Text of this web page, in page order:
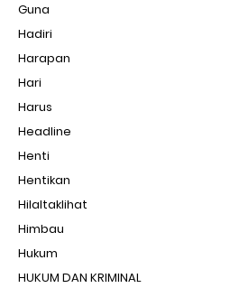
Guna
Hadiri
Harapan
Hari
Harus
Headline
Henti
Hentikan
Hilaltaklihat
Himbau
Hukum
HUKUM DAN KRIMINAL